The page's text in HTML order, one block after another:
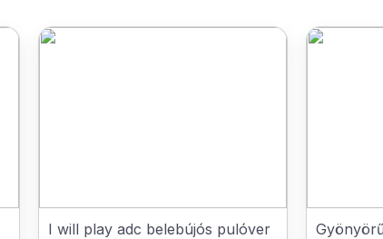
I will play adc belebújós pulóver